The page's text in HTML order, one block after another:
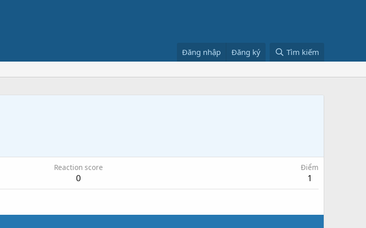
Đăng nhập Đăng ký Tìm kiếm
Reaction score
0
Điểm
1